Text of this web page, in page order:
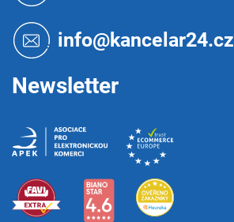
info@kancelar24.cz
Newsletter